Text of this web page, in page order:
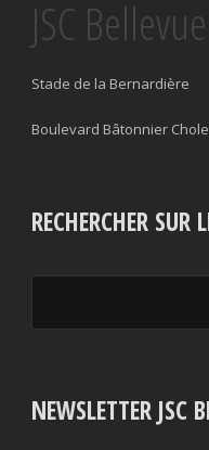
JSC Bellevue
Stade de la Bernardière
Boulevard Bâtonnier
RECHERCHER SUR
NEWSLETTER JSC